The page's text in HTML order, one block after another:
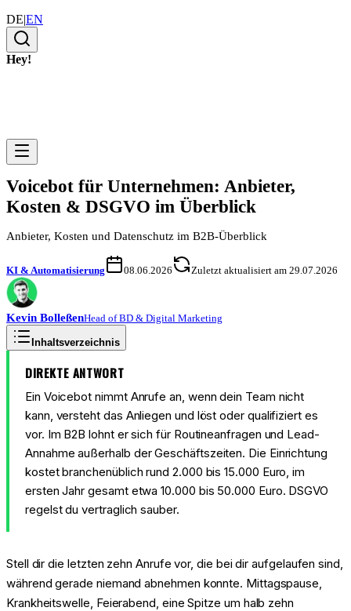
DE|EN
Hey!
Voicebot für Unternehmen: Anbieter,
Kosten & DSGVO im Überblick
Anbieter, Kosten und Datenschutz im B2B-Überblick
KI & Automatisierung 08.06.2026 Zuletzt aktualisiert am 29.07.2026
Kevin BolleßenHead of BD & Digital Marketing
Inhaltsverzeichnis
DIREKTE ANTWORT
Ein Voicebot nimmt Anrufe an, wenn dein Team nicht
kann, versteht das Anliegen und löst oder qualifiziert es
vor. Im B2B lohnt er sich für Routineanfragen und Lead-
Annahme außerhalb der Geschäftszeiten. Die Einrichtung
kostet branchenüblich rund 2.000 bis 15.000 Euro, im
ersten Jahr gesamt etwa 10.000 bis 50.000 Euro. DSGVO
regelst du vertraglich sauber.
Stell dir die letzten zehn Anrufe vor, die bei dir aufgelaufen sind,
während gerade niemand abnehmen konnte. Mittagspause,
Krankheitswelle, Feierabend, eine Spitze um halb zehn